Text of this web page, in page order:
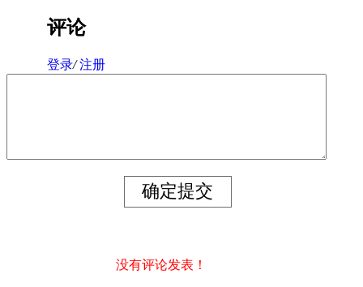
评论
登录/ 注册
没有评论发表！